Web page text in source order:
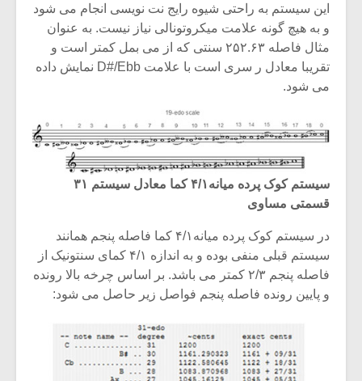
این سیستم به راحتی شیوه رایج نت نویسی انجام می شود
و به هیچ گونه علامت میکروتونالی نیاز نیست. به عنوان
مثال فاصله ۲۵۲.۶۳ سنتی که از می بمل کمتر است و
تقریبا معادل ر سری است با علامت D#/Ebb نمایش داده
می شود.
سیستم کوک پرده میانه۴/۱ کما معادل سیستم ۳۱
قسمتی مساوی
در سیستم کوک پرده میانه۴/۱ کما فاصله پنجم همانند
سیستم قبلی منفی بوده و به اندازه ۴/۱ کمای سنتونیک از
فاصله پنجم ۲/۳ کمتر می باشد. بر اساس چرخه بالا رونده
و پایین رونده فاصله پنجم فواصل زیر حاصل می شود: